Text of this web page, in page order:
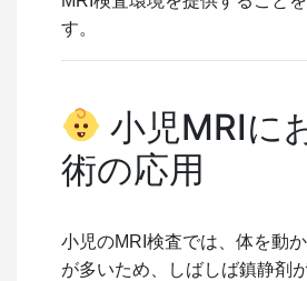
す。
小児MRIに
術の応用
小児のMRI検査では、体を動
が多いため、しばしば鎮静剤